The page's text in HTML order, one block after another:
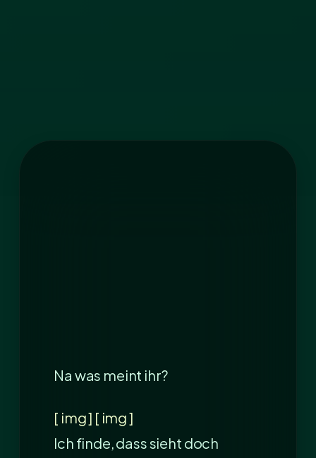
Na was meint ihr?
[ img ] [ img ]
Ich finde, dass sieht doch